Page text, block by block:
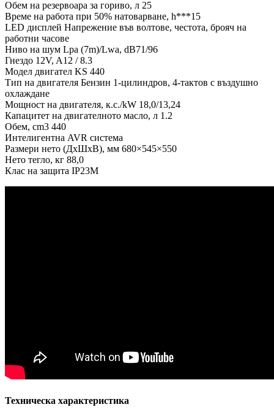
Обем на резервоара за гориво, л 25
Време на работа при 50% натоварване, h***15
LED дисплей Напрежение във волтове, честота, брояч на
работни часове
Ниво на шум Lpa (7m)/Lwa, dB71/96
Гнездо 12V, A12 / 8.3
Модел двигател KS 440
Тип на двигателя Бензин 1-цилиндров, 4-тактов с въздушно
охлаждане
Мощност на двигателя, к.с./kW 18,0/13,24
Капацитет на двигателното масло, л 1.2
Обем, cm3 440
Интелигентна AVR система
Размери нето (ДxШxВ), мм 680×545×550
Нето тегло, кг 88,0
Клас на защита IP23M
Техническа характеристика